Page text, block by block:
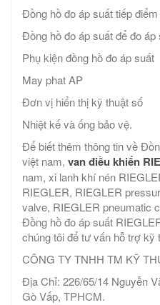
Đồng hồ đo áp suất tiếp
Đồng hồ đo áp suất để đo
Phụ kiện đồng hồ đo áp suất
May phat AP
Đơn vị hiển thị kỹ thuật số
Nhiệt kế và ống bảo vệ.
Để biết thêm thông tin về
việt nam, van điều khiển
nam, xi lanh khí nén
RIEGLER, RIEGLER
valve, RIEGLER pneumatic
Đồng hồ đo áp suất
chúng tôi để tư vấn hỗ trợ kỹ
CÔNG TY TNHH TM KỸ
Địa Chỉ: 226/65/14 Nguyễn
Gò Vấp, TPHCM.